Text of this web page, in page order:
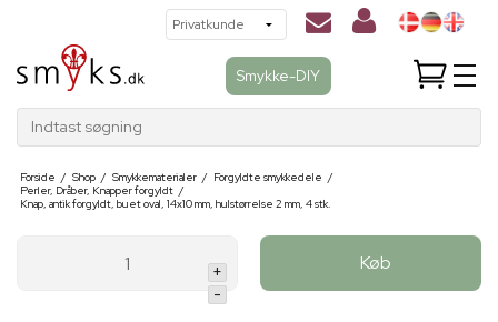
Smykke-DIY
Indtast søgning
Forside / Shop / Smykkematerialer / Forgyldte smykkedele /
Perler, Dråber, Knapper forgyldt /
Knap, antik forgyldt, buet oval, 14x10 mm, hulstørrelse 2 mm, 4 stk.
+
-
Køb